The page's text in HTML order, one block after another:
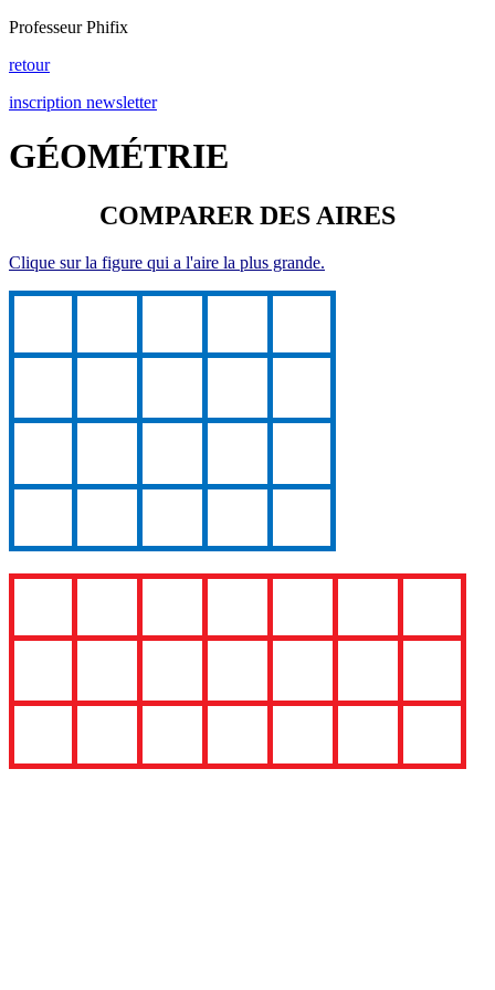
Professeur Phifix
retour
inscription newsletter
GÉOMÉTRIE
COMPARER DES AIRES
Clique sur la figure qui a l'aire la plus grande.